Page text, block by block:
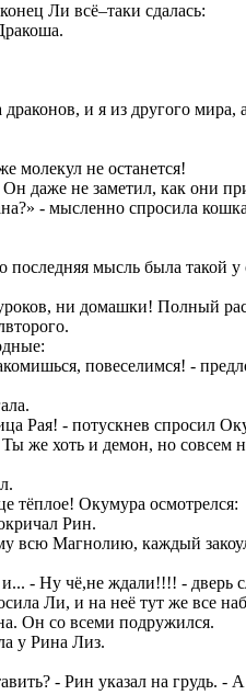
Ли всё–таки сдалась:
и я из другого
молекул не останется!
даже не заметил, как они
- мысленно спросила
мысль была такой
ни домашки! Полный
повеселимся! -
Рая! - потускнев спросил
хоть и демон, но совсем
тёплое! Окумура осмотрелся:
Рин.
всю Магнолию, каждый
- Ну чё,не ждали!!!! - дверь
Ли, и на неё тут же все
Он со всеми подружился.
у Рина Лиз.
- Рин указал на грудь. - А